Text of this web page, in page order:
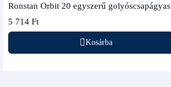
Ronstan Orbit 20 egyszerű golyóscsapágyas
csiga Dyneema kötéllel
5 714 Ft
Kosárba